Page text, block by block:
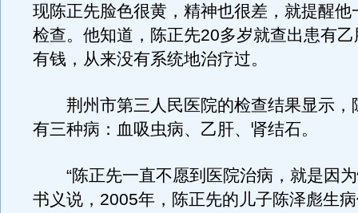
现陈正先脸色很黄，精神也很差，就提醒他
检查。他知道，陈正先20多岁就查出患有
有钱，从来没有系统地治疗过。
荆州市第三人民医院的检查结果显示，
有三种病：血吸虫病、乙肝、肾结石。
“陈正先一直不愿到医院治病，就是因为
书义说，2005年，陈正先的儿子陈泽彪生